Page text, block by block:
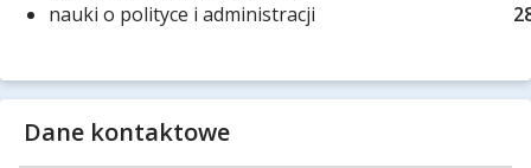
nauki o polityce i administracji
Dane kontaktowe